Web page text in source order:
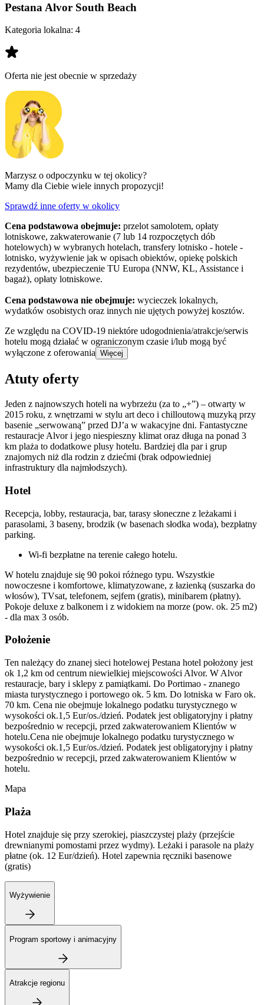
Pestana Alvor South Beach
Kategoria lokalna: 4
Oferta nie jest obecnie w sprzedaży
Marzysz o odpoczynku w tej okolicy?
Mamy dla Ciebie wiele innych propozycji!
Sprawdź inne oferty w okolicy
Cena podstawowa obejmuje: przelot samolotem, opłaty
lotniskowe, zakwaterowanie (7 lub 14 rozpoczętych dób
hotelowych) w wybranych hotelach, transfery lotnisko - hotele -
lotnisko, wyżywienie jak w opisach obiektów, opiekę polskich
rezydentów, ubezpieczenie TU Europa (NNW, KL, Assistance i
bagaż), opłaty lotniskowe.
Cena podstawowa nie obejmuje: wycieczek lokalnych,
wydatków osobistych oraz innych nie ujętych powyżej kosztów.
Ze względu na COVID-19 niektóre udogodnienia/atrakcje/serwis
hotelu mogą działać w ograniczonym czasie i/lub mogą być
wyłączone z oferowania Więcej
Atuty oferty
Jeden z najnowszych hoteli na wybrzeżu (za to „+”) – otwarty w
2015 roku, z wnętrzami w stylu art deco i chilloutową muzyką przy
basenie „serwowaną” przed DJ’a w wakacyjne dni. Fantastyczne
restauracje Alvor i jego niespieszny klimat oraz długa na ponad 3
km plaża to dodatkowe plusy hotelu. Bardziej dla par i grup
znajomych niż dla rodzin z dziećmi (brak odpowiedniej
infrastruktury dla najmłodszych).
Hotel
Recepcja, lobby, restauracja, bar, tarasy słoneczne z leżakami i
parasolami, 3 baseny, brodzik (w basenach słodka woda), bezpłatny
parking.
Wi-fi bezpłatne na terenie całego hotelu.
W hotelu znajduje się 90 pokoi różnego typu. Wszystkie
nowoczesne i komfortowe, klimatyzowane, z łazienką (suszarka do
włosów), TVsat, telefonem, sejfem (gratis), minibarem (płatny).
Pokoje deluxe z balkonem i z widokiem na morze (pow. ok. 25 m2)
- dla max 3 osób.
Położenie
Ten należący do znanej sieci hotelowej Pestana hotel położony jest
ok 1,2 km od centrum niewielkiej miejscowości Alvor. W Alvor
restauracje, bary i sklepy z pamiątkami. Do Portimao - znanego
miasta turystycznego i portowego ok. 5 km. Do lotniska w Faro ok.
70 km. Cena nie obejmuje lokalnego podatku turystycznego w
wysokości ok.1,5 Eur/os./dzień. Podatek jest obligatoryjny i płatny
bezpośrednio w recepcji, przed zakwaterowaniem Klientów w
hotelu.Cena nie obejmuje lokalnego podatku turystycznego w
wysokości ok.1,5 Eur/os./dzień. Podatek jest obligatoryjny i płatny
bezpośrednio w recepcji, przed zakwaterowaniem Klientów w
hotelu.
Mapa
Plaża
Hotel znajduje się przy szerokiej, piaszczystej plaży (przejście
drewnianymi pomostami przez wydmy). Leżaki i parasole na plaży
płatne (ok. 12 Eur/dzień). Hotel zapewnia ręczniki basenowe
(gratis)
Wyżywienie
Program sportowy i animacyjny
Atrakcje regionu